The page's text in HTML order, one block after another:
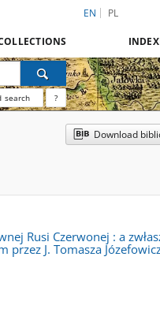
EN PL
search ?
Download
Rusi Czerwonej : a
J. Tomasza